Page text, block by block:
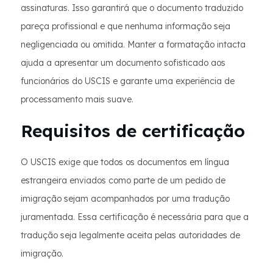
assinaturas. Isso garantirá que o documento traduzido
pareça profissional e que nenhuma informação seja
negligenciada ou omitida. Manter a formatação intacta
ajuda a apresentar um documento sofisticado aos
funcionários do USCIS e garante uma experiência de
processamento mais suave.
Requisitos de certificação
O USCIS exige que todos os documentos em língua
estrangeira enviados como parte de um pedido de
imigração sejam acompanhados por uma tradução
juramentada. Essa certificação é necessária para que a
tradução seja legalmente aceita pelas autoridades de
imigração.